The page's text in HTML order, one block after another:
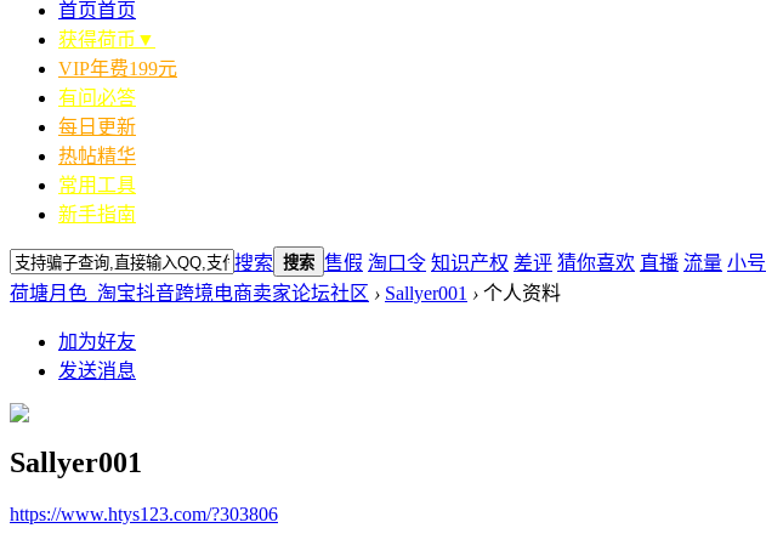
首页首页
获得荷币▼
VIP年费199元
有问必答
每日更新
热帖精华
常用工具
新手指南
搜索 搜索 售假 淘口令 知识产权 差评 猜你喜欢 直播 流量 小号
荷塘月色_淘宝抖音跨境电商卖家论坛社区 › Sallyer001 › 个人资料
加为好友
发送消息
Sallyer001
https://www.htys123.com/?303806